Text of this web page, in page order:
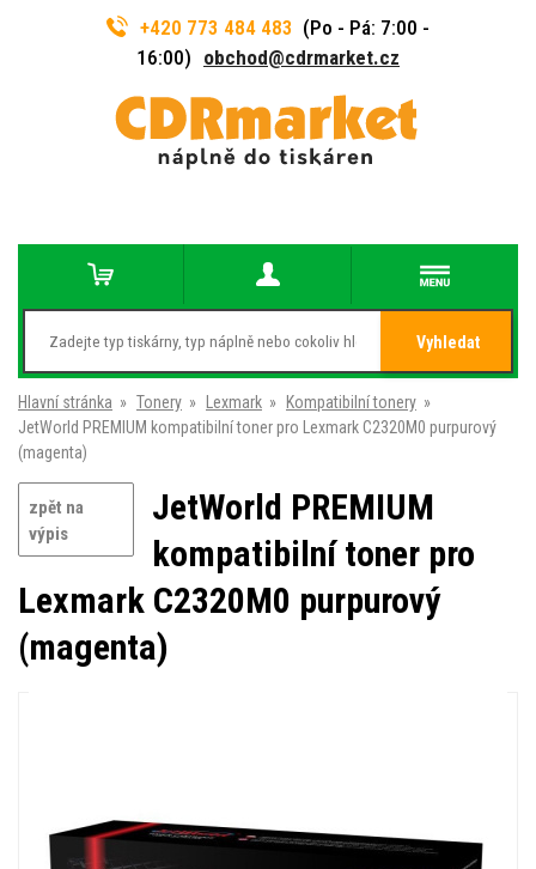
+420 773 484 483 (Po - Pá: 7:00 -
16:00) obchod@cdrmarket.cz
Vyhledat
Hlavní stránka » Tonery » Lexmark » Kompatibilní tonery »
JetWorld PREMIUM kompatibilní toner pro Lexmark C2320M0 purpurový
(magenta)
zpět na
výpis
JetWorld PREMIUM
kompatibilní toner pro
Lexmark C2320M0 purpurový
(magenta)